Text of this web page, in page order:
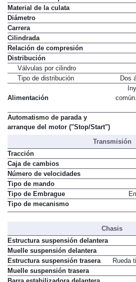
Material de la culata
Diámetro
Carrera
Cilindrada
Relación de compresión
Distribución
Válvulas por cilindro
Tipo de distribución
Dos
Alimentación
Automatismo de parada y
arranque del motor ("Stop/Start")
Transmisión
Tracción
Caja de cambios
Número de velocidades
Tipo de mando
Tipo de Embrague
Tipo de mecanismo
Chasis
Estructura suspensión delantera
Muelle suspensión delantera
Estructura suspensión trasera
Rueda
Muelle suspensión trasera